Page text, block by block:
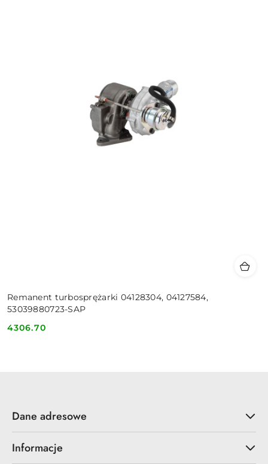
Remanent turbosprężarki 04128304, 04127584,
53039880723-SAP
Cena:
4306.70
Dane adresowe
Informacje